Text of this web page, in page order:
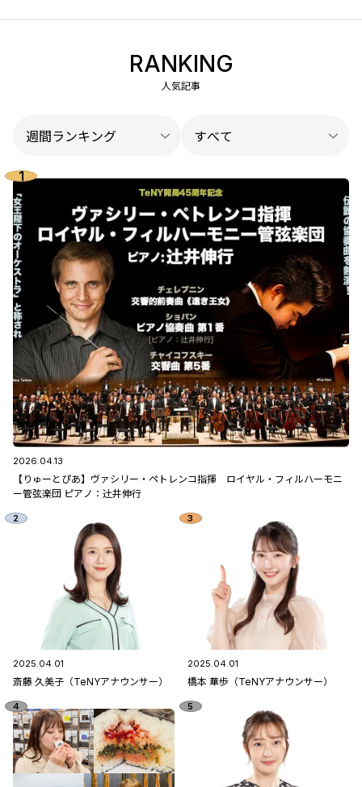
RANKING
人気記事
2026.04.13
【りゅーとぴあ】ヴァシリー・ペトレンコ指揮 ロイヤル・フィルハーモニ
ー管弦楽団 ピアノ：辻󠄀井伸行
2025.04.01
斎藤 久美子（TeNYアナウンサー）
2025.04.01
橋本 華歩（TeNYアナウンサー）